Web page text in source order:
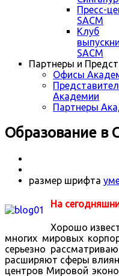
Пресс-
SACM
Клуб
SACM
Партнеры и
Офисы
Академии
Партнеры
Образование в
размер шрифта
На
Хорошо
многих мировых
серьезно
расширяют сферы
центров Мировой